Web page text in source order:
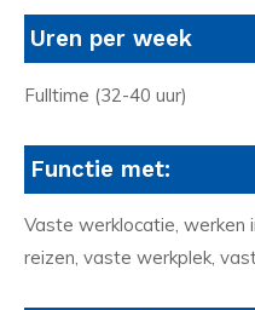
Uren per week
Fulltime (32-40 uur)
Functie met:
Vaste werklocatie, werken
reizen, vaste werkplek,